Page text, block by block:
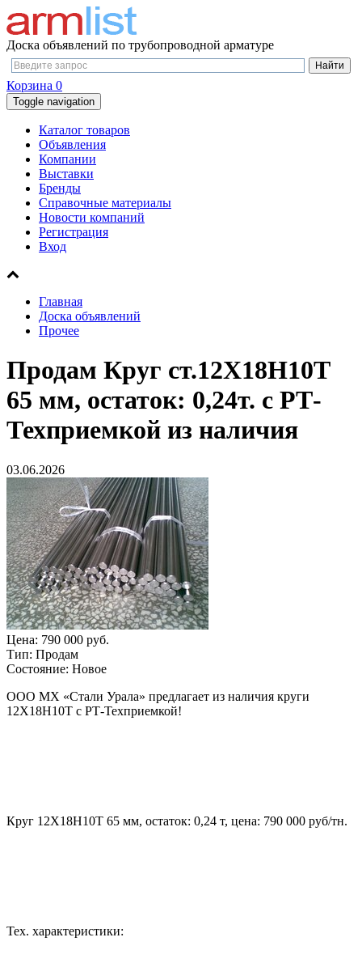
Доска объявлений по трубопроводной арматуре
Корзина 0
Toggle navigation
Каталог товаров
Объявления
Компании
Выставки
Бренды
Справочные материалы
Новости компаний
Регистрация
Вход
Главная
Доска объявлений
Прочее
Продам Круг ст.12Х18Н10Т
65 мм, остаток: 0,24т. с РТ-
Техприемкой из наличия
03.06.2026
Цена: 790 000 руб.
Тип: Продам
Состояние: Новое
ООО МХ «Стали Урала» предлагает из наличия круги
12Х18Н10Т с РТ-Техприемкой!
Круг 12Х18Н10Т 65 мм, остаток: 0,24 т, цена: 790 000 руб/тн.
Тех. характеристики: